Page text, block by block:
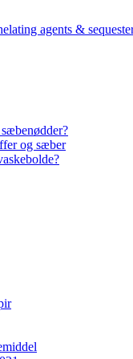
agents &
og sæber